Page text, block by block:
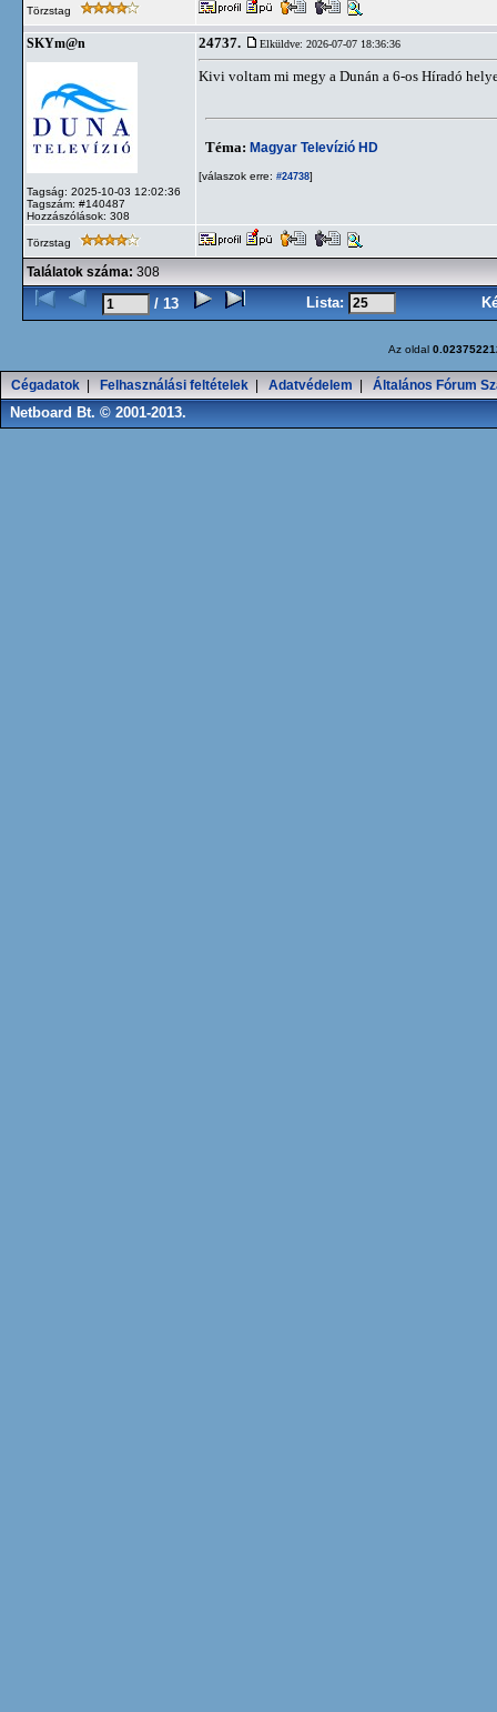
Törzstag
SKYm@n
Tagság: 2025-10-03 12:02:36
Tagszám: #140487
Hozzászólások: 308
24737. Elküldve: 2026-07-07 18:36:36
Kivi voltam mi megy a Dunán a 6-os Híradó
Téma: Magyar Televízió HD
[válaszok erre: #24738]
Törzstag
Találatok száma: 308
/ 13 Lista:
Az oldal
Cégadatok Felhasználási feltételek Adatvédelem Általános Fórum
Netboard Bt. © 2001-2013.